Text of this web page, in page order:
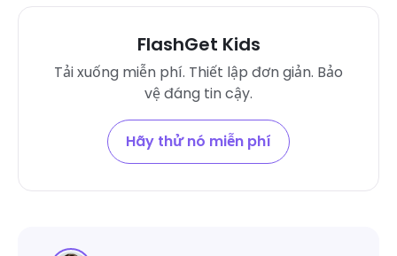
FlashGet Kids
Tải xuống miễn phí. Thiết lập đơn giản. Bảo
vệ đáng tin cậy.
Hãy thử nó miễn phí